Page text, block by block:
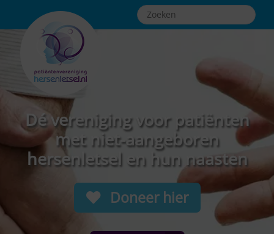
Dé vereniging voor patiënten
met niet-aangeboren
hersenletsel en hun naasten
Doneer hier